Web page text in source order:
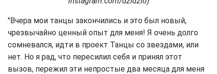
"Вчера мои танцы закончились и это был новый,
чрезвычайно ценный опыт для меня! Я очень долго
сомневался, идти в проект Танцы со звездами, или
нет. Но я рад, что пересилил себя и принял этот
вызов, пережил эти непростые два месяца для меня